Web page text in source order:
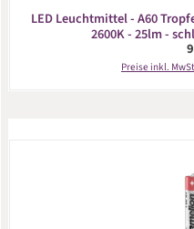
LED Leuchtmittel - A60
2600K - 25lm -
Preise inkl.